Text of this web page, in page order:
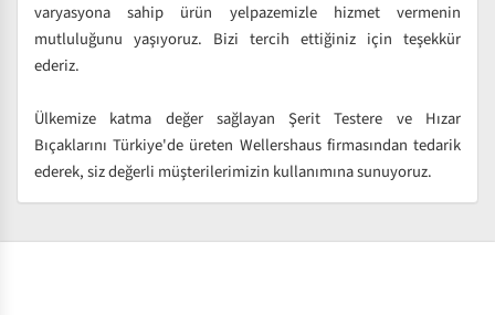
varyasyona sahip ürün yelpazemizle hizmet vermenin
mutluluğunu yaşıyoruz. Bizi tercih ettiğiniz için teşekkür
ederiz.
Ülkemize katma değer sağlayan Şerit Testere ve Hızar
Bıçaklarını Türkiye'de üreten Wellershaus firmasından tedarik
ederek, siz değerli müşterilerimizin kullanımına sunuyoruz.